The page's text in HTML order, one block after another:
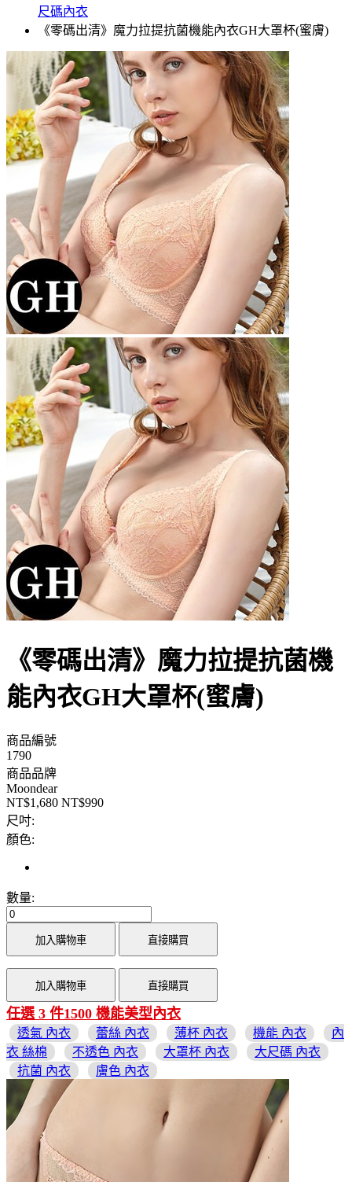
尺碼內衣
《零碼出清》魔力拉提抗菌機能內衣GH大罩杯(蜜膚)
《零碼出清》魔力拉提抗菌機
能內衣GH大罩杯(蜜膚)
商品編號
1790
商品品牌
Moondear
NT$1,680 NT$990
尺吋:
顏色:
數量:
加入購物車 直接購買
加入購物車 直接購買
任選 3 件1500 機能美型內衣
透氣 內衣 蕾絲 內衣 薄杯 內衣 機能 內衣
內
衣 絲棉
不透色 內衣 大罩杯 內衣
大尺碼 內衣
抗菌 內衣
膚色 內衣